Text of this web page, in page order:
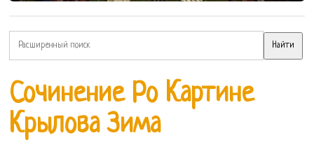
Сочинение Ро Картине
Крылова Зима